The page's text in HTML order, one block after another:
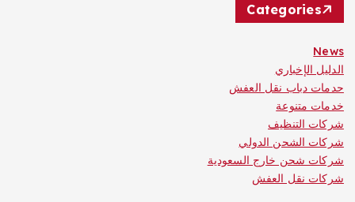
Categories
News
الدليل الإخباري
حدمات دباب نقل العفش
خدمات متنوعة
شركات التنظيف
شركات الشحن الدولي
شركات شحن خارج السعودية
شركات نقل العفش